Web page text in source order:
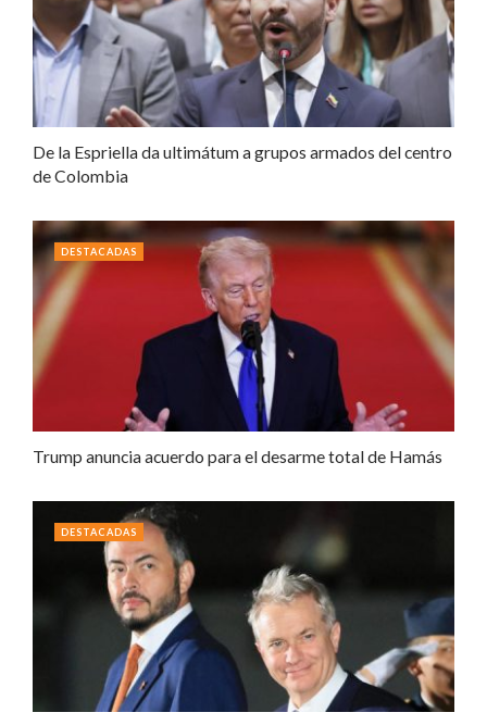
De la Espriella da ultimátum a grupos armados del centro
de Colombia
Trump anuncia acuerdo para el desarme total de Hamás
DESTACADAS
DESTACADAS